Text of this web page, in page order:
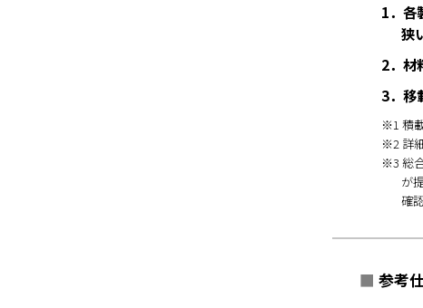
1．各
狭
2．材
3．移
※1 積
※2 詳
※3 総
が
確
■ 参考